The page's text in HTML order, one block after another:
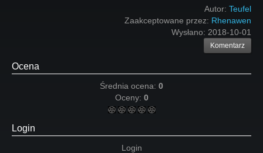
Autor: Teufel
Zaakceptowane przez: Rhenawen
Wysłano: 2018-10-01
Komentarz
Ocena
Średnia ocena: 0
Oceny: 0
Login
Login